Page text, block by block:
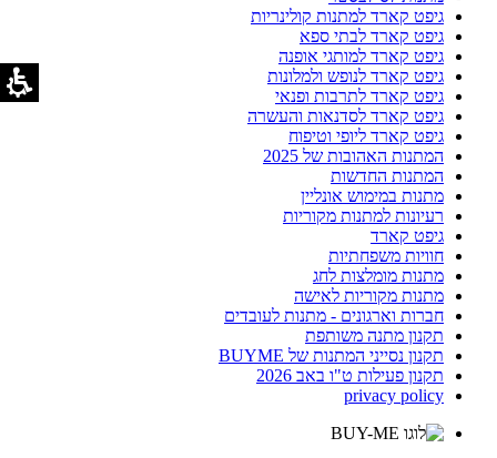
גיפט קארד למתנות קולינריות
גיפט קארד לבתי ספא
גיפט קארד למותגי אופנה
גיפט קארד לנופש ולמלונות
גיפט קארד לתרבות ופנאי
גיפט קארד לסדנאות והעשרה
גיפט קארד ליופי וטיפוח
המתנות האהובות של 2025
המתנות החדשות
מתנות במימוש אונליין
רעיונות למתנות מקוריות
גיפט קארד
חוויות משפחתיות
מתנות מומלצות לחג
מתנות מקוריות לאישה
חברות וארגונים - מתנות לעובדים
תקנון מתנה משותפת
תקנון נסייני המתנות של BUYME
תקנון פעילות ט"ו באב 2026
privacy policy